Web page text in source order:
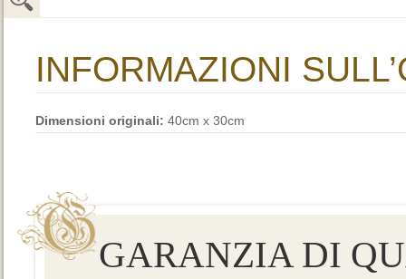
INFORMAZIONI
Dimensioni originali: 40cm x 30cm
GARANZIA DI